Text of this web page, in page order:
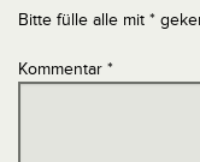
Bitte fülle alle mit *
Kommentar *